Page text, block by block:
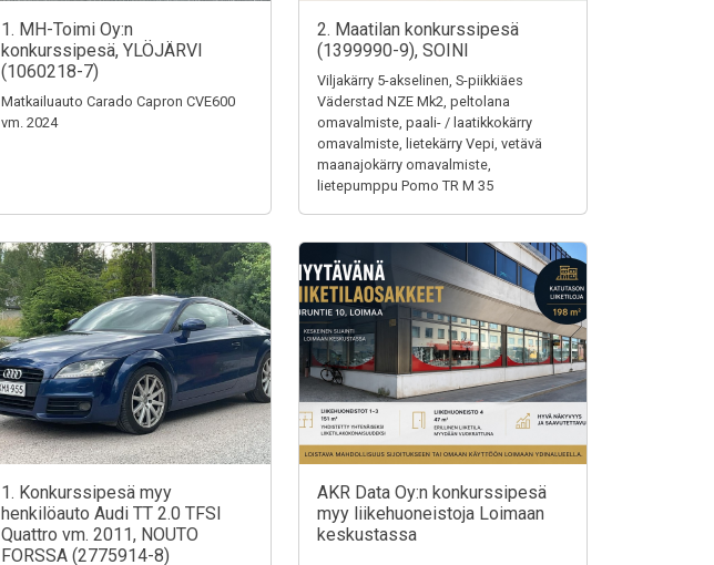
1. MH-Toimi Oy:n
konkurssipesä, YLÖJÄRVI
(1060218-7)
Matkailuauto Carado Capron CVE600
vm. 2024
2. Maatilan konkurssipesä
(1399990-9), SOINI
Viljakärry 5-akselinen, S-piikkiäes
Väderstad NZE Mk2, peltolana
omavalmiste, paali- / laatikkokärry
omavalmiste, lietekärry Vepi, vetävä
maanajokärry omavalmiste,
lietepumppu Pomo TR M 35
1. Konkurssipesä myy
henkilöauto Audi TT 2.0 TFSI
Quattro vm. 2011, NOUTO
FORSSA (2775914-8)
AKR Data Oy:n konkurssipesä
myy liikehuoneistoja Loimaan
keskustassa